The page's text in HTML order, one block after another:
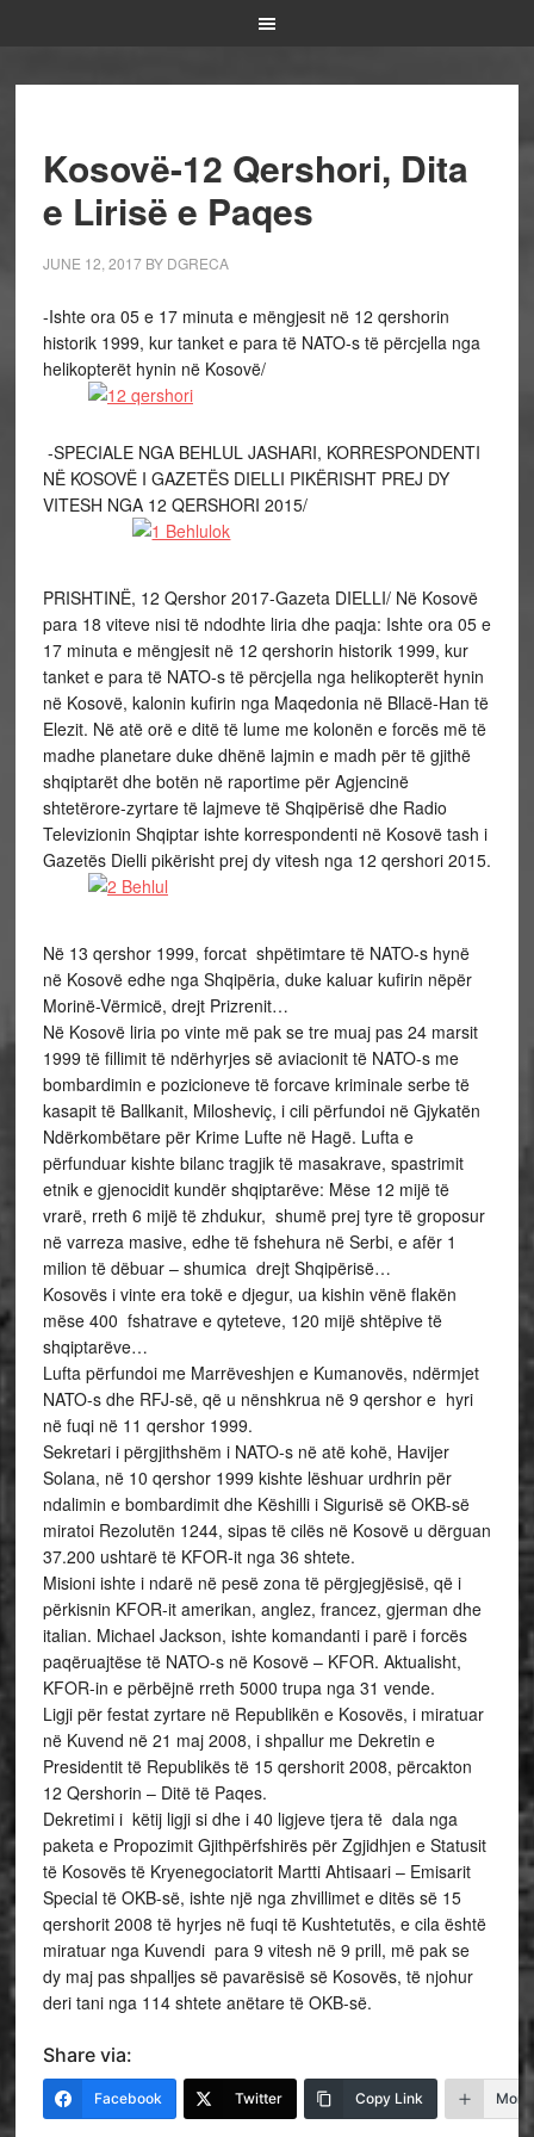
Kosovë-12 Qershori, Dita
e Lirisë e Paqes
JUNE 12, 2017BY DGRECA
-Ishte ora 05 e 17 minuta e mëngjesit në 12 qershorin
historik 1999, kur tanket e para të NATO-s të përcjella nga
helikopterët hynin në Kosovë/
-SPECIALE NGA BEHLUL JASHARI, KORRESPONDENTI
NË KOSOVË I GAZETËS DIELLI PIKËRISHT PREJ DY
VITESH NGA 12 QERSHORI 2015/
PRISHTINË, 12 Qershor 2017-Gazeta DIELLI/ Në Kosovë
para 18 viteve nisi të ndodhte liria dhe paqja: Ishte ora 05 e
17 minuta e mëngjesit në 12 qershorin historik 1999, kur
tanket e para të NATO-s të përcjella nga helikopterët hynin
në Kosovë, kalonin kufirin nga Maqedonia në Bllacë-Han të
Elezit. Në atë orë e ditë të lume me kolonën e forcës më të
madhe planetare duke dhënë lajmin e madh për të gjithë
shqiptarët dhe botën në raportime për Agjencinë
shtetërore-zyrtare të lajmeve të Shqipërisë dhe Radio
Televizionin Shqiptar ishte korrespondenti në Kosovë tash i
Gazetës Dielli pikërisht prej dy vitesh nga 12 qershori 2015.
Në 13 qershor 1999, forcat shpëtimtare të NATO-s hynë
në Kosovë edhe nga Shqipëria, duke kaluar kufirin nëpër
Morinë-Vërmicë, drejt Prizrenit…
Në Kosovë liria po vinte më pak se tre muaj pas 24 marsit
1999 të fillimit të ndërhyrjes së aviacionit të NATO-s me
bombardimin e pozicioneve të forcave kriminale serbe të
kasapit të Ballkanit, Milosheviç, i cili përfundoi në Gjykatën
Ndërkombëtare për Krime Lufte në Hagë. Lufta e
përfunduar kishte bilanc tragjik të masakrave, spastrimit
etnik e gjenocidit kundër shqiptarëve: Mëse 12 mijë të
vrarë, rreth 6 mijë të zhdukur, shumë prej tyre të groposur
në varreza masive, edhe të fshehura në Serbi, e afër 1
milion të dëbuar – shumica drejt Shqipërisë…
Kosovës i vinte era tokë e djegur, ua kishin vënë flakën
mëse 400 fshatrave e qyteteve, 120 mijë shtëpive të
shqiptarëve…
Lufta përfundoi me Marrëveshjen e Kumanovës, ndërmjet
NATO-s dhe RFJ-së, që u nënshkrua në 9 qershor e hyri
në fuqi në 11 qershor 1999.
Sekretari i përgjithshëm i NATO-s në atë kohë, Havijer
Solana, në 10 qershor 1999 kishte lëshuar urdhrin për
ndalimin e bombardimit dhe Këshilli i Sigurisë së OKB-së
miratoi Rezolutën 1244, sipas të cilës në Kosovë u dërguan
37.200 ushtarë të KFOR-it nga 36 shtete.
Misioni ishte i ndarë në pesë zona të përgjegjësisë, që i
përkisnin KFOR-it amerikan, anglez, francez, gjerman dhe
italian. Michael Jackson, ishte komandanti i parë i forcës
paqëruajtëse të NATO-s në Kosovë – KFOR. Aktualisht,
KFOR-in e përbëjnë rreth 5000 trupa nga 31 vende.
Ligji për festat zyrtare në Republikën e Kosovës, i miratuar
në Kuvend në 21 maj 2008, i shpallur me Dekretin e
Presidentit të Republikës të 15 qershorit 2008, përcakton
12 Qershorin – Ditë të Paqes.
Dekretimi i këtij ligji si dhe i 40 ligjeve tjera të dala nga
paketa e Propozimit Gjithpërfshirës për Zgjidhjen e Statusit
të Kosovës të Kryenegociatorit Martti Ahtisaari – Emisarit
Special të OKB-së, ishte një nga zhvillimet e ditës së 15
qershorit 2008 të hyrjes në fuqi të Kushtetutës, e cila është
miratuar nga Kuvendi para 9 vitesh në 9 prill, më pak se
dy maj pas shpalljes së pavarësisë së Kosovës, të njohur
deri tani nga 114 shtete anëtare të OKB-së.
Share via:
Facebook Twitter Copy Link More